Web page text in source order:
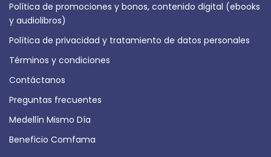
Política de promociones y bonos, contenido digital (ebooks
y audiolibros)
Política de privacidad y tratamiento de datos personales
Términos y condiciones
Contáctanos
Preguntas frecuentes
Medellín Mismo Día
Beneficio Comfama